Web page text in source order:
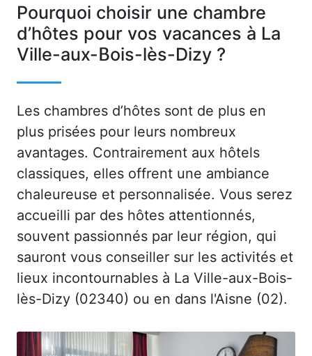
Pourquoi choisir une chambre
d’hôtes pour vos vacances à La
Ville-aux-Bois-lès-Dizy ?
Les chambres d’hôtes sont de plus en
plus prisées pour leurs nombreux
avantages. Contrairement aux hôtels
classiques, elles offrent une ambiance
chaleureuse et personnalisée. Vous serez
accueilli par des hôtes attentionnés,
souvent passionnés par leur région, qui
sauront vous conseiller sur les activités et
lieux incontournables à La Ville-aux-Bois-
lès-Dizy (02340) ou en dans l'Aisne (02).